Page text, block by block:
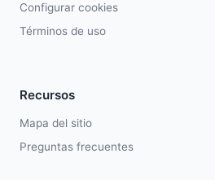
Configurar cookies
Términos de uso
Recursos
Mapa del sitio
Preguntas frecuentes